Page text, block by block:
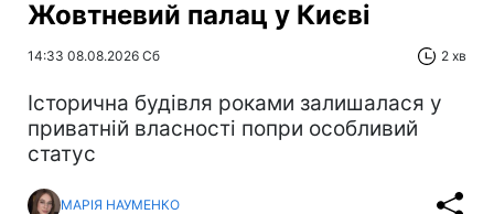
Жовтневий палац у Києві
14:33 08.08.2026 Сб 2 хв
Історична будівля роками залишалася у
приватній власності попри особливий
статус
МАРІЯ НАУМЕНКО